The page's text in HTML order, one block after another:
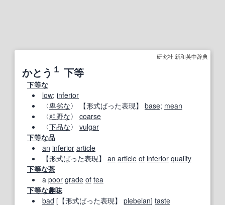
研究社 新和英中辞典
かとう １ 下等
下等な
low; inferior
〈卑劣な〉 【形式ばった表現】 base; mean
〈粗野な〉 coarse
〈下品な〉 vulgar
下等な品
an inferior article
【形式ばった表現】 an article of inferior quality
下等な茶
a poor grade of tea
下等な趣味
bad [ 【形式ばった表現】 plebeian] taste